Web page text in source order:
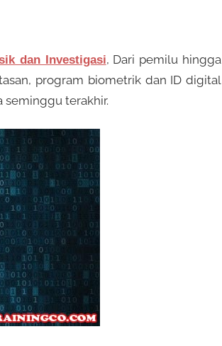
dan Investigasi, Dari pemilu hingga
program biometrik dan ID digital
seminggu terakhir.